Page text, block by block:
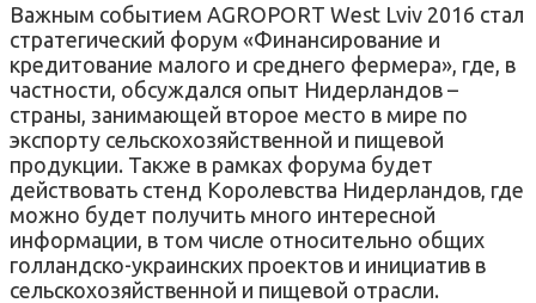
Важным событием AGROPORT West Lviv 2016 стал
стратегический форум «Финансирование и
кредитование малого и среднего фермера», где, в
частности, обсуждался опыт Нидерландов –
страны, занимающей второе место в мире по
экспорту сельскохозяйственной и пищевой
продукции. Также в рамках форума будет
действовать стенд Королевства Нидерландов, где
можно будет получить много интересной
информации, в том числе относительно общих
голландско-украинских проектов и инициатив в
сельскохозяйственной и пищевой отрасли.